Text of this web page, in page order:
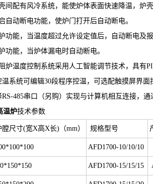
间配有风冷系统，能使炉体表面快速降温，炉壳
自动断电功能，使炉门打开后自动断电。
功能，当温度超过允许设定值后，自动断电及报
功能，当炉体漏电时自动断电。
炉温度控制系统采用人工智能调节技术，具有
系统可编辑30段程序控温，可选配触摸屏界面
485串口（另购）实现与计算机相互连接，
温炉技术参数
膛尺寸(宽X高X长)（mm） 规格型号
AFD1700-10/10/10
AFD1700-15/15/15